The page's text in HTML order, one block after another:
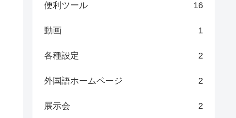
便利ツール 16
動画 1
各種設定 2
外国語ホームページ 2
展示会 2